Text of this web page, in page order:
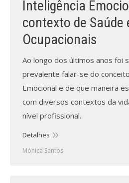
Processo
Submeta aqui
Bolsa de
procura)
Inteligência
contexto de Saúde
Ocupacionais
Ao longo dos últimos anos foi
prevalente falar-se do
Emocional e de que maneira
com diversos contextos da
nível profissional.
Detalhes
Mónica Santos